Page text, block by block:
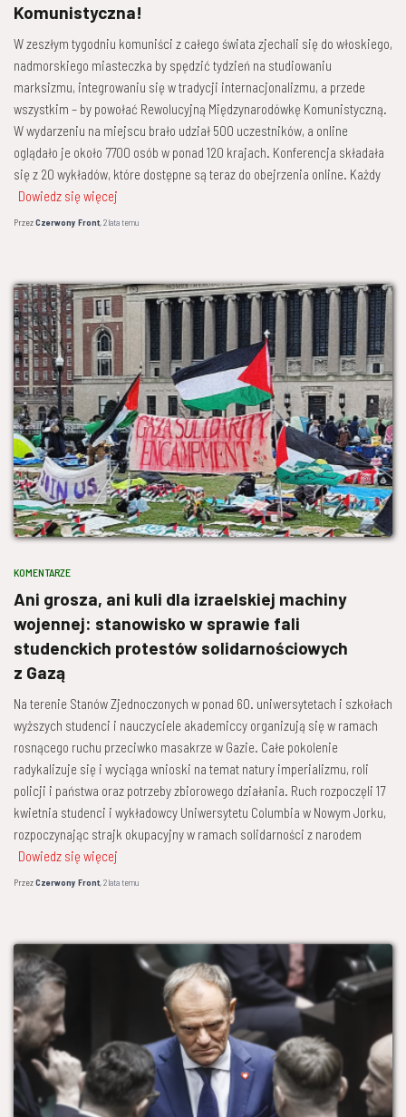
Komunistyczna!
W zeszłym tygodniu komuniści z całego świata zjechali się do włoskiego,
nadmorskiego miasteczka by spędzić tydzień na studiowaniu
marksizmu, integrowaniu się w tradycji internacjonalizmu, a przede
wszystkim – by powołać Rewolucyjną Międzynarodówkę Komunistyczną.
W wydarzeniu na miejscu brało udział 500 uczestników, a online
oglądało je około 7700 osób w ponad 120 krajach. Konferencja składała
się z 20 wykładów, które dostępne są teraz do obejrzenia online. Każdy
Dowiedz się więcej
PrzezCzerwony Front,2 latatemu
KOMENTARZE
Ani grosza, ani kuli dla izraelskiej machiny
wojennej: stanowisko w sprawie fali
studenckich protestów solidarnościowych
z Gazą
Na terenie Stanów Zjednoczonych w ponad 60. uniwersytetach i szkołach
wyższych studenci i nauczyciele akademiccy organizują się w ramach
rosnącego ruchu przeciwko masakrze w Gazie. Całe pokolenie
radykalizuje się i wyciąga wnioski na temat natury imperializmu, roli
policji i państwa oraz potrzeby zbiorowego działania. Ruch rozpoczęli 17
kwietnia studenci i wykładowcy Uniwersytetu Columbia w Nowym Jorku,
rozpoczynając strajk okupacyjny w ramach solidarności z narodem
Dowiedz się więcej
PrzezCzerwony Front,2 latatemu